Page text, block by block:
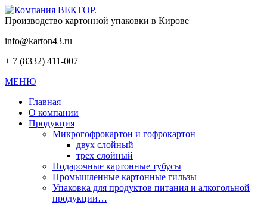
Производство картонной упаковки в Кирове
info@karton43.ru
+ 7 (8332) 411-007
МЕНЮ
Главная
О компании
Продукция
Микрогофрокартон и гофрокартон
двух слойный
трех слойный
Подарочные картонные тубусы
Промышленные картонные гильзы
Упаковка для продуктов питания и алкогольной
продукции…